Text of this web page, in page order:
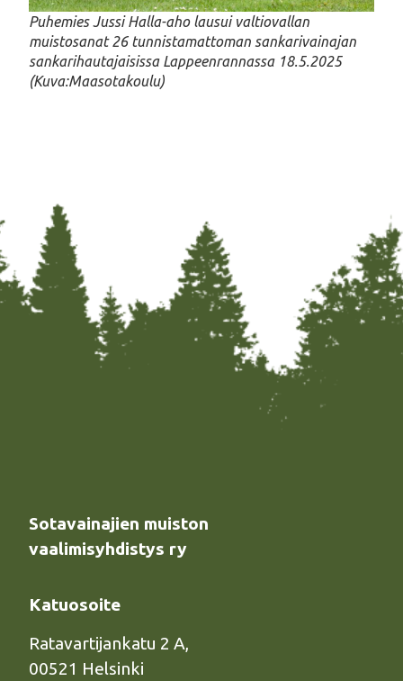
Puhemies Jussi Halla-aho lausui valtiovallan
muistosanat 26 tunnistamattoman sankarivainajan
sankarihautajaisissa Lappeenrannassa 18.5.2025
(Kuva:Maasotakoulu)
Sotavainajien muiston
vaalimisyhdistys ry
Katuosoite
Ratavartijankatu 2 A,
00521 Helsinki